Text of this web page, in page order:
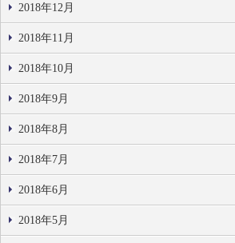
2018年12月
2018年11月
2018年10月
2018年9月
2018年8月
2018年7月
2018年6月
2018年5月